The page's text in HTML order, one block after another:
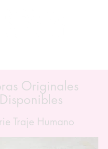
Originales
Disponibles
Traje Humano